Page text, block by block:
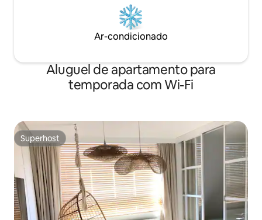
Ar-condicionado
Aluguel de apartamento para
temporada com Wi-Fi
Superhost
Superhost